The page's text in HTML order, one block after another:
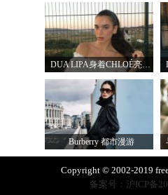
DUA LIPA身着CHLOÉ亮相 2026 SUNNY HILL 音乐节
Burberry 都市漫游
Copyright © 2002-2019
备案号：沪ICP备